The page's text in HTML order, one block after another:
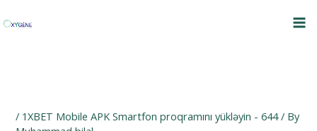
to
/ 1XBET Mobile APK Smartfon proqramını yükləyin - 644/ By